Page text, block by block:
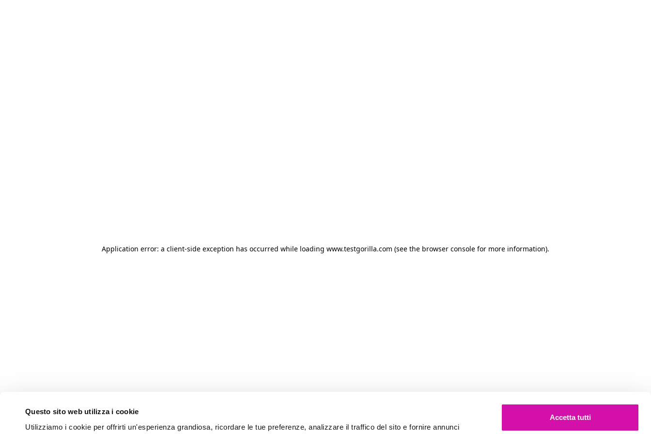
Questo sito web utilizza i cookie
Utilizziamo i cookie per offrirti un'esperienza grandiosa, ricordare le tue preferenze, analizzare il traffico del sito e fornire annunci
Accetta tutti
Application error: a client-side exception has occurred while loading www.testgorilla.com (see the browser console for more information).